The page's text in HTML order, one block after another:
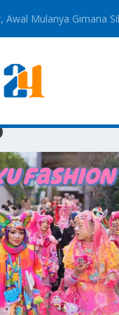
Awal Mulanya Gimana